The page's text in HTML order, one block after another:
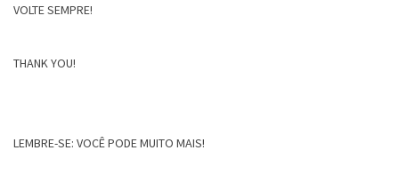
VOLTE SEMPRE!
THANK YOU!
LEMBRE-SE: VOCÊ PODE MUITO MAIS!